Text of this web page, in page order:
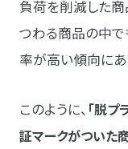
負荷を削減した商
つわる商品の中
率が高い傾向にあ
このように、 「脱プ
証マークがついた